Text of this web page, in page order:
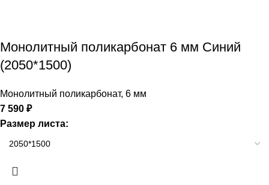
Монолитный поликарбонат 6 мм Синий
(2050*1500)
Монолитный поликарбонат, 6 мм
7 590 ₽
Размер листа: